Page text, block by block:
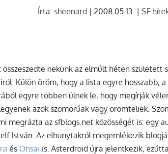
Írta:sheenard |2008.05.13. |SF
összeszedte nekünk az elmúlt héten született
Külön öröm, hogy a lista egyre hosszabb,
egyre többen ülnek le, hogy megírják
azok szomorúak vagy örömteliek.
megrázta az sfblogs.net közösségét is: egy
István. Az elhunytakról megemlékezik
és Onsai is. Asterdroid újra jelentkezik,